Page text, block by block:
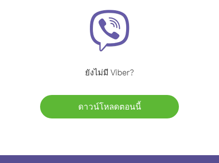
ยังไม่มี Viber?
ดาวน์โหลดตอนนี้